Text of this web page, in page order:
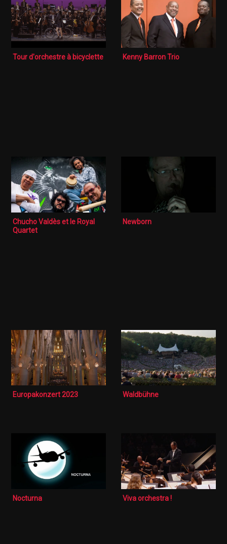
Tour d'orchestre à bicyclette Kenny Barron Trio
Chucho Valdès et le Royal
Quartet
Newborn
Europakonzert 2023 Waldbühne
Nocturna Viva orchestra !